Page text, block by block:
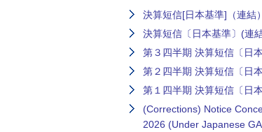
決算短信[日本基準]（連結
決算短信〔日本基準〕(連
第３四半期 決算短信〔日
第２四半期 決算短信〔日
第１四半期 決算短信〔日
(Corrections) Notice
2026 (Under Japanese